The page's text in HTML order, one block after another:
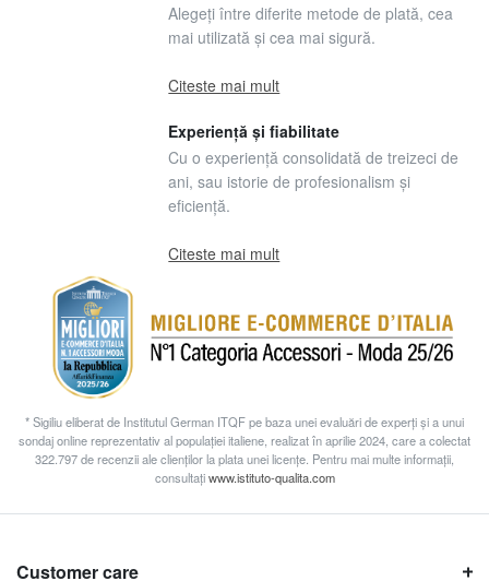
Alegeți între diferite metode de plată, cea
mai utilizată și cea mai sigură.
Citeste mai mult
Experiență și fiabilitate
Cu o experiență consolidată de treizeci de
ani, sau istorie de profesionalism și
eficiență.
Citeste mai mult
* Sigiliu eliberat de Institutul German ITQF pe baza unei evaluări de experți și a unui
sondaj online reprezentativ al populației italiene, realizat în aprilie 2024, care a colectat
322.797 de recenzii ale clienților la plata unei licențe. Pentru mai multe informații,
consultațiwww.istituto-qualita.com
Customer care